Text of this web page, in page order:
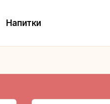
Напитки